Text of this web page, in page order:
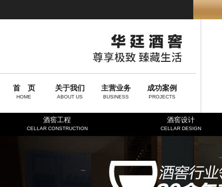
首 页
HOME
关于我们
ABOUT US
主营业务
BUSINESS
成功案例
PROJECTS
酒窖工程
CELLAR CONSTRUCTION
酒窖设计
CELLAR DESIGN